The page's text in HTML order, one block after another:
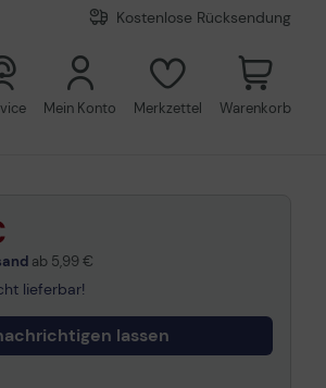
Kostenlose Rücksendung
Mein Konto Merkzettel Warenkorb
ab 5,99 €
lieferbar!
lassen